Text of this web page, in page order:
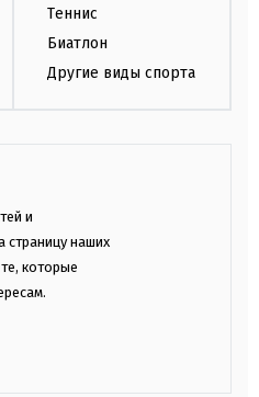
Теннис
Биатлон
Другие виды спорта
и
страницу наших
которые